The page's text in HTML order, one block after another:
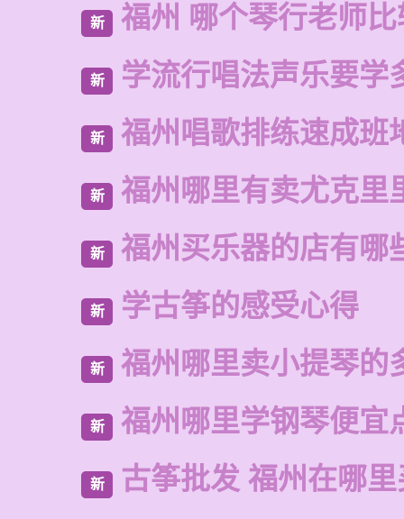
新 福州 哪个琴行老师
新 学流行唱法声乐要学
新 福州唱歌排练速成班
新 福州哪里有卖尤克里
新 福州买乐器的店有哪
新 学古筝的感受心得
新 福州哪里卖小提琴的
新 福州哪里学钢琴便宜
新 古筝批发 福州在哪